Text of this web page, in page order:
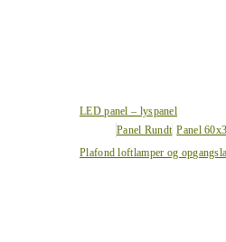
LED panel – lyspanel
Panel Rundt Panel
Plafond loftlamper og